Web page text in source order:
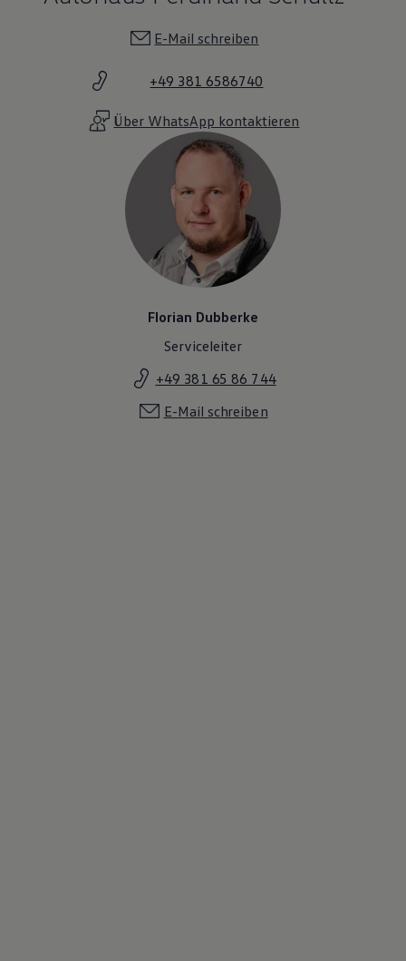
E-Mail schreiben
+49 381 6586740
Über WhatsApp kontaktieren
Florian Dubberke
Serviceleiter
+49 381 65 86 744
E-Mail schreiben